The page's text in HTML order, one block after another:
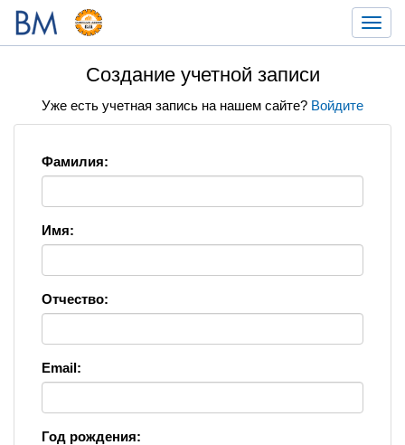
Создание учетной записи
Уже есть учетная запись на нашем сайте? Войдите
Фамилия:
Имя:
Отчество:
Email:
Год рождения: